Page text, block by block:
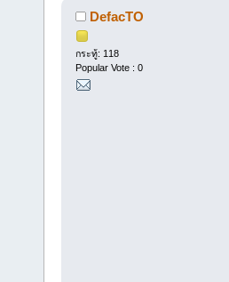
DefacTO
กระทู้: 118
Popular Vote : 0